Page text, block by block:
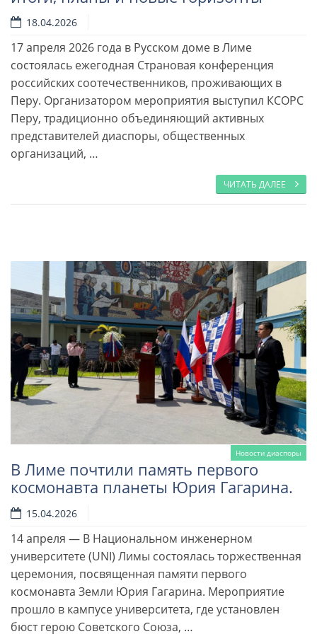
Читать далее
18.04.2026
17 апреля 2026 года в Русском доме в Лиме
состоялась ежегодная Страновая конференция
российских соотечественников, проживающих в
Перу. Организатором мероприятия выступил КСОРС
Перу, традиционно объединяющий активных
представителей диаспоры, общественных
организаций, …
ЧИТАТЬ ДАЛЕЕ
Новости диаспоры
Читать далее
В Лиме почтили память первого
космонавта планеты Юрия Гагарина.
15.04.2026
14 апреля — В Национальном инженерном
университете (UNI) Лимы состоялась торжественная
церемония, посвященная памяти первого
космонавта Земли Юрия Гагарина. Мероприятие
прошло в кампусе университета, где установлен
бюст герою Советского Союза, …